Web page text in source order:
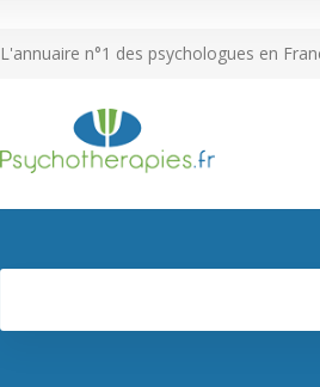
L'annuaire n°1 des psychologues en